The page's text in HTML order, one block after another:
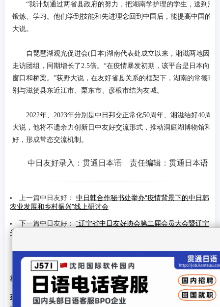
“我计划通过两省县政府的努力，把湖南学护理的学生，送到滋
锻炼、学习。他们学到技能和先进理念回到中国后，能提高中国的
大说。
自琵琶湖观光促进会(日本)湖南代表处成立以来，湘滋两地因经
走访团组，同期增长了2.5倍。“在疫情暴发初期，该平台是日本向湖
窗口和桥梁。”荻野大说，在友好省县关系的框架下，湖南的常德市
别与滋贺县东近江市、栗东市、彦根市结为友城。
2022年、2023年分别是中日邦交正常化50周年、湘滋结好40周
大说，他将不遗余力创新日中友好交流形式，推动洞庭湖博物馆和
好，形成常态交流机制。
中日友好录入：贯通日本语 责任编辑：贯通日本语
上一篇中日友好： 中日韩合作秘书处举办“疫情背景下的中日韩
农业发展和乡村振兴”线上研讨会
下一篇中日友好：“辽宁省中日友好协会第二届会员大会暨辽宁
省对日民间交流大会”在沈阳召开
【发表评论】【加入收藏】【告诉好友】【打印此文】
关闭窗口】
相关文章
在川日资企业恳谈会成都召开 推动经贸合作